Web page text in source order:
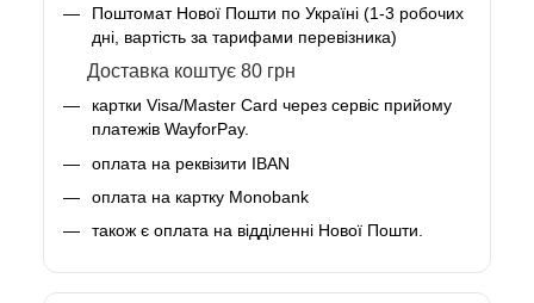
Поштомат Нової Пошти по Україні (1-3 робочих
дні, вартість за тарифами перевізника)
Доставка коштує 80 грн
картки Visa/Master Card через сервіс прийому
платежів WayforPay.
оплата на реквізити IBAN
оплата на картку Monobank
також є оплата на відділенні Нової Пошти.